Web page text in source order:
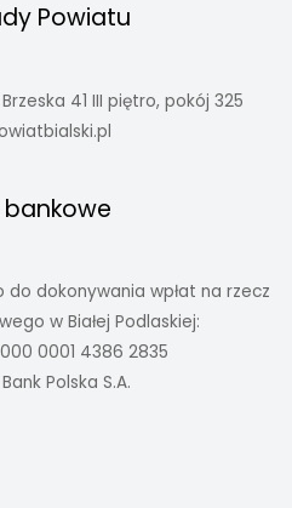
Powiatu
41 III piętro, pokój 325
dokonywania wpłat na rzecz
w Białej Podlaskiej:
0001 4386 2835
Polska S.A.